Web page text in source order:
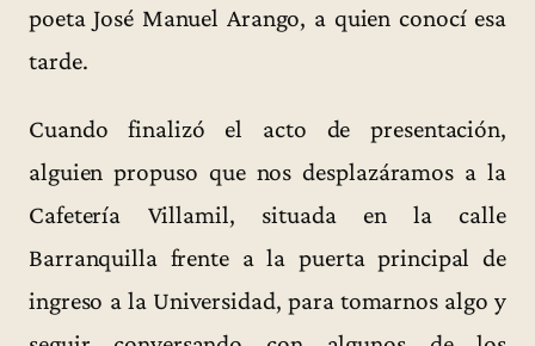
poeta José Manuel Arango, a quien conocí esa
tarde.
Cuando finalizó el acto de presentación,
alguien propuso que nos desplazáramos a la
Cafetería Villamil, situada en la calle
Barranquilla frente a la puerta principal de
ingreso a la Universidad, para tomarnos algo y